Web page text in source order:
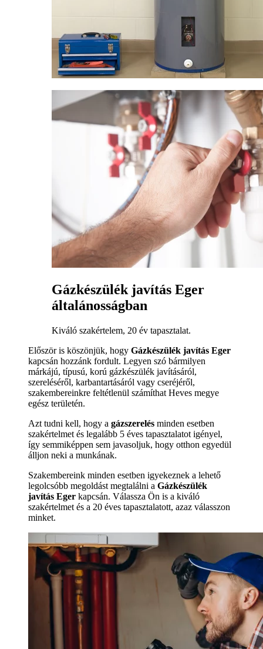
Gázkészülék javítás Eger
általánosságban
Kiváló szakértelem, 20 év tapasztalat.
Először is köszönjük, hogy Gázkészülék javítás Eger
kapcsán hozzánk fordult. Legyen szó bármilyen
márkájú, típusú, korú gázkészülék javításáról,
szereléséről, karbantartásáról vagy cseréjéről,
szakembereinkre feltétlenül számíthat Heves megye
egész területén.
Azt tudni kell, hogy a gázszerelés minden esetben
szakértelmet és legalább 5 éves tapasztalatot igényel,
így semmiképpen sem javasoljuk, hogy otthon egyedül
álljon neki a munkának.
Szakembereink minden esetben igyekeznek a lehető
legolcsóbb megoldást megtalálni a Gázkészülék
javítás Eger kapcsán. Válassza Ön is a kiváló
szakértelmet és a 20 éves tapasztalatott, azaz válasszon
minket.